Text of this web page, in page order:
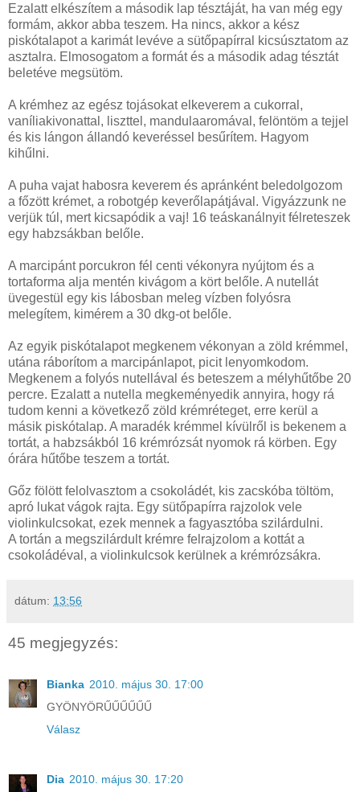
Ezalatt elkészítem a második lap tésztáját, ha van még egy
formám, akkor abba teszem. Ha nincs, akkor a kész
piskótalapot a karimát levéve a sütőpapírral kicsúsztatom az
asztalra. Elmosogatom a formát és a második adag tésztát
beletéve megsütöm.
A krémhez az egész tojásokat elkeverem a cukorral,
vaníliakivonattal, liszttel, mandulaaromával, felöntöm a tejjel
és kis lángon állandó keveréssel besűrítem. Hagyom
kihűlni.
A puha vajat habosra keverem és apránként beledolgozom
a főzött krémet, a robotgép keverőlapátjával. Vigyázzunk ne
verjük túl, mert kicsapódik a vaj! 16 teáskanálnyit félreteszek
egy habzsákban belőle.
A marcipánt porcukron fél centi vékonyra nyújtom és a
tortaforma alja mentén kivágom a kört belőle. A nutellát
üvegestül egy kis lábosban meleg vízben folyósra
melegítem, kimérem a 30 dkg-ot belőle.
Az egyik piskótalapot megkenem vékonyan a zöld krémmel,
utána ráborítom a marcipánlapot, picit lenyomkodom.
Megkenem a folyós nutellával és beteszem a mélyhűtőbe 20
percre. Ezalatt a nutella megkeményedik annyira, hogy rá
tudom kenni a következő zöld krémréteget, erre kerül a
másik piskótalap. A maradék krémmel kívülről is bekenem a
tortát, a habzsákból 16 krémrózsát nyomok rá körben. Egy
órára hűtőbe teszem a tortát.
Gőz fölött felolvasztom a csokoládét, kis zacskóba töltöm,
apró lukat vágok rajta. Egy sütőpapírra rajzolok vele
violinkulcsokat, ezek mennek a fagyasztóba szilárdulni.
A tortán a megszilárdult krémre felrajzolom a kottát a
csokoládéval, a violinkulcsok kerülnek a krémrózsákra.
dátum: 13:56
45 megjegyzés:
Bianka 2010. május 30. 17:00
GYÖNYÖRŰŰŰŰŰŰ
Válasz
Dia 2010. május 30. 17:20